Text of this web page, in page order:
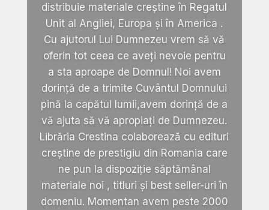
distribuie materiale creștine în Regatul
Unit al Angliei, Europa și în America .
Cu ajutorul Lui Dumnezeu vrem să vă
oferin tot ceea ce aveți nevoie pentru
a sta aproape de Domnul! Noi avem
dorință de a trimite Cuvântul Domnului
pină la capătul lumii,avem dorință de a
vă ajuta să vă apropiați de Dumnezeu.
Librăria Crestina colaborează cu edituri
creștine de prestigiu din Romania care
ne pun la dispoziție săptămânal
materiale noi , titluri și best seller-uri în
domeniu. Momentan avem peste 2000